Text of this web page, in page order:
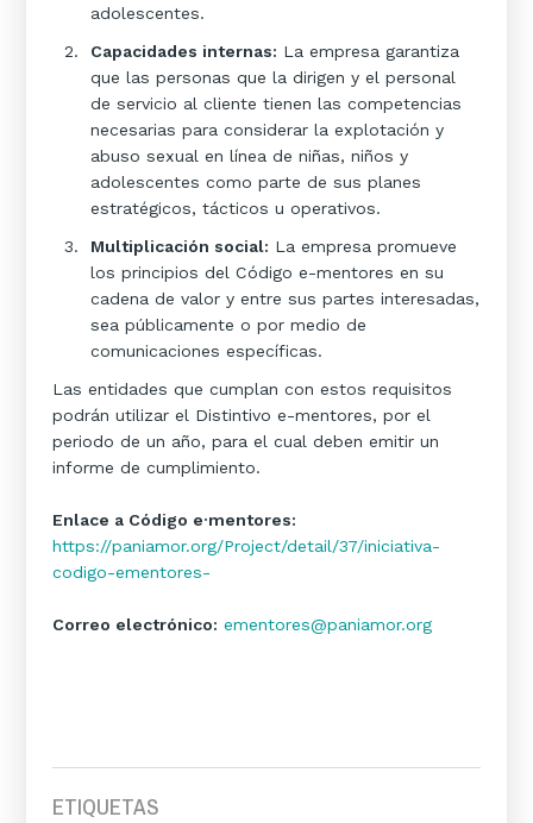
adolescentes.
Capacidades internas: La empresa garantiza
que las personas que la dirigen y el personal
de servicio al cliente tienen las competencias
necesarias para considerar la explotación y
abuso sexual en línea de niñas, niños y
adolescentes como parte de sus planes
estratégicos, tácticos u operativos.
Multiplicación social: La empresa promueve
los principios del Código e-mentores en su
cadena de valor y entre sus partes interesadas,
sea públicamente o por medio de
comunicaciones específicas.
Las entidades que cumplan con estos requisitos
podrán utilizar el Distintivo e-mentores, por el
periodo de un año, para el cual deben emitir un
informe de cumplimiento.
Enlace a Código e·mentores:
https://paniamor.org/Project/detail/37/iniciativa-
codigo-ementores-
Correo electrónico: ementores@paniamor.org
ETIQUETAS